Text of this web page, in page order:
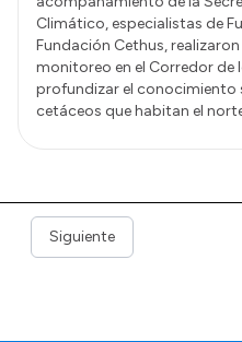
Climático, especialistas de
Fundación Cethus,
monitoreo en el Corredor de
profundizar el conocimiento
cetáceos que habitan el
Siguiente